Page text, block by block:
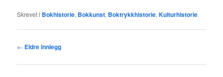
Skrevet i Bokhistorie, Bokkunst, Boktrykkhistorie,Kulturhistorie
Innleggsnavigasjon
← Eldre innlegg